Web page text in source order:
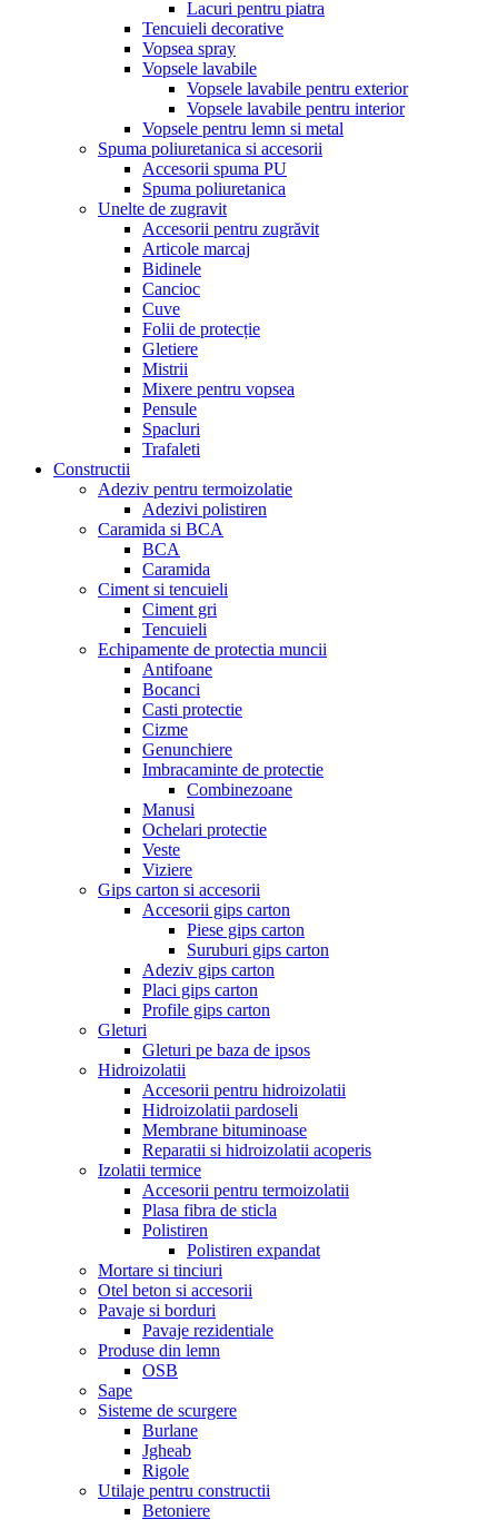
Lacuri pentru piatra
Tencuieli decorative
Vopsea spray
Vopsele lavabile
Vopsele lavabile pentru exterior
Vopsele lavabile pentru interior
Vopsele pentru lemn si metal
Spuma poliuretanica si accesorii
Accesorii spuma PU
Spuma poliuretanica
Unelte de zugravit
Accesorii pentru zugrăvit
Articole marcaj
Bidinele
Cancioc
Cuve
Folii de protecție
Gletiere
Mistrii
Mixere pentru vopsea
Pensule
Spacluri
Trafaleti
Constructii
Adeziv pentru termoizolatie
Adezivi polistiren
Caramida si BCA
BCA
Caramida
Ciment si tencuieli
Ciment gri
Tencuieli
Echipamente de protectia muncii
Antifoane
Bocanci
Casti protectie
Cizme
Genunchiere
Imbracaminte de protectie
Combinezoane
Manusi
Ochelari protectie
Veste
Viziere
Gips carton si accesorii
Accesorii gips carton
Piese gips carton
Suruburi gips carton
Adeziv gips carton
Placi gips carton
Profile gips carton
Gleturi
Gleturi pe baza de ipsos
Hidroizolatii
Accesorii pentru hidroizolatii
Hidroizolatii pardoseli
Membrane bituminoase
Reparatii si hidroizolatii acoperis
Izolatii termice
Accesorii pentru termoizolatii
Plasa fibra de sticla
Polistiren
Polistiren expandat
Mortare si tinciuri
Otel beton si accesorii
Pavaje si borduri
Pavaje rezidentiale
Produse din lemn
OSB
Sape
Sisteme de scurgere
Burlane
Jgheab
Rigole
Utilaje pentru constructii
Betoniere